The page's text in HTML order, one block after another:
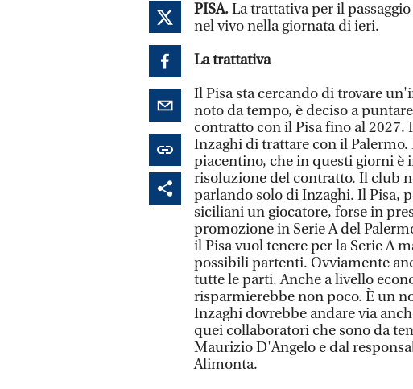
PISA.La trattativa per il
nel vivo nella giornata di ieri.
La trattativa
Il Pisa sta cercando di trovare
noto da tempo, è deciso a
contratto con il Pisa fino al 2027.
Inzaghi di trattare con il
piacentino, che in questi giorni è
risoluzione del contratto. Il club
parlando solo di Inzaghi. Il Pisa,
siciliani un giocatore, forse in
promozione in Serie A del
il Pisa vuol tenere per la Serie A
possibili partenti. Ovviamente
tutte le parti. Anche a livello
risparmierebbe non poco. È un
Inzaghi dovrebbe andare via
quei collaboratori che sono da
Maurizio D'Angelo e dal
Alimonta.